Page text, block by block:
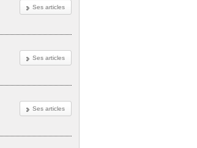
Ses articles
Ses articles
Ses articles